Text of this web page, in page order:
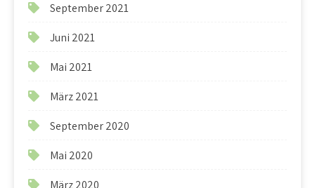
September 2021
Juni 2021
Mai 2021
März 2021
September 2020
Mai 2020
März 2020